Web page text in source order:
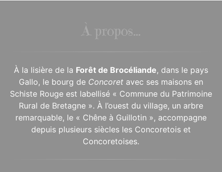
À propos...
À la lisière de la Forêt de Brocéliande, dans le pays
Gallo, le bourg de Concoret avec ses maisons en
Schiste Rouge est labellisé « Commune du Patrimoine
Rural de Bretagne ». À l’ouest du village, un arbre
remarquable, le « Chêne à Guillotin », accompagne
depuis plusieurs siècles les Concoretois et
Concoretoises.